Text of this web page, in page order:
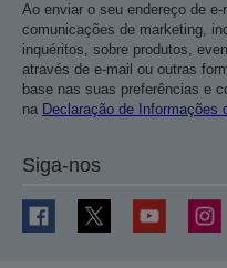
Ao enviar o seu endereço de
comunicações de marketing,
inquéritos, sobre produtos,
através de e-mail ou outras
base nas suas preferências e
na Declaração de Informações
Siga-nos